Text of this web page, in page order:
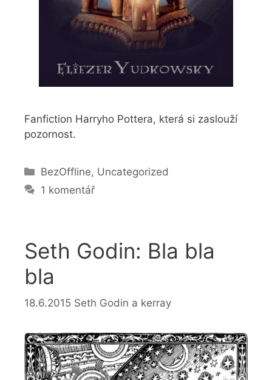
Fanfiction Harryho Pottera, která si zaslouží
pozornost.
Rubriky
BezOffline, Uncategorized
1 komentář
Seth Godin: Bla bla
bla
18.6.2015 Seth Godin a kerray